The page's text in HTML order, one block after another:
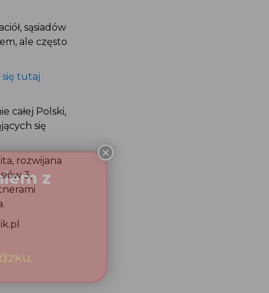
sąsiadów
ale często
się tutaj
całej Polski,
się
rozwijana
3,